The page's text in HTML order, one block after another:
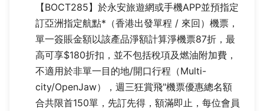
【BOCT285】於永安旅遊網或手機APP並預指定
訂亞洲指定航點*（香港出發單程 / 來回）機票，
單一簽賬金額以該產品淨額計算淨機票87折，最
高可享$180折扣，並不包括稅項及燃油附加費，
不適用於非單一目的地/開口行程（Multi-
city/OpenJaw），週三狂賞飛"機票優惠總名額
合共限首150單，先訂先得，額滿即止，每位會員